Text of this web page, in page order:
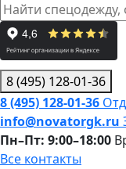
8 (495) 128-01-36
8 (495) 128-01-36
info@novatorgk.ru
Пн–Пт: 9:00–18:00
Все контакты